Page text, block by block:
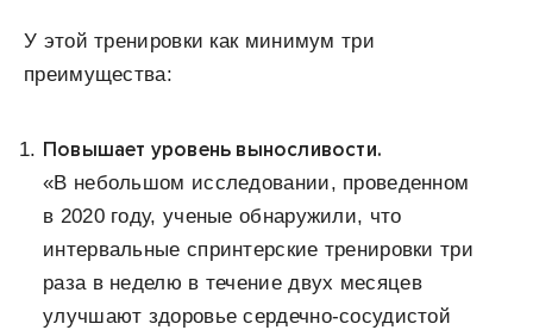
У этой тренировки как минимум три
преимущества:
Повышает уровень выносливости.
«В небольшом исследовании, проведенном
в 2020 году, ученые обнаружили, что
интервальные спринтерские тренировки три
раза в неделю в течение двух месяцев
улучшают здоровье сердечно-сосудистой